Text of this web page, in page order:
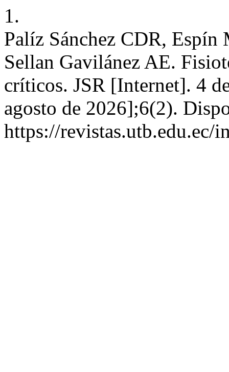
1.
Palíz Sánchez CDR, Espín
Sellan Gavilánez AE.
críticos. JSR [Internet]. 4
agosto de 2026];6(2).
https://revistas.utb.edu.ec/